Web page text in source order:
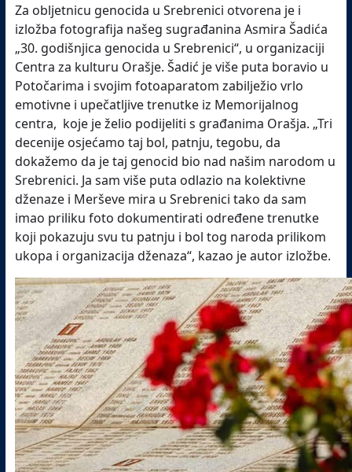
Za obljetnicu genocida u Srebrenici otvorena je i
izložba fotografija našeg sugrađanina Asmira Šadića
„30. godišnjica genocida u Srebrenici“, u organizaciji
Centra za kulturu Orašje. Šadić je više puta boravio u
Potočarima i svojim fotoaparatom zabilježio vrlo
emotivne i upečatljive trenutke iz Memorijalnog
centra, koje je želio podijeliti s građanima Orašja. „Tri
decenije osjećamo taj bol, patnju, tegobu, da
dokažemo da je taj genocid bio nad našim narodom u
Srebrenici. Ja sam više puta odlazio na kolektivne
dženaze i Merševe mira u Srebrenici tako da sam
imao priliku foto dokumentirati određene trenutke
koji pokazuju svu tu patnju i bol tog naroda prilikom
ukopa i organizacija dženaza“, kazao je autor izložbe.